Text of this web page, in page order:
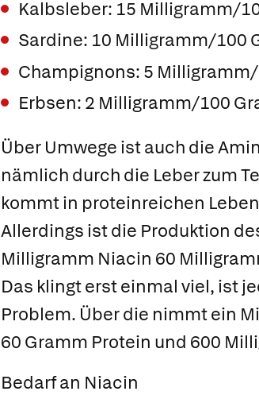
Kalbsleber: 15 Milligramm/
Sardine: 10 Milligramm/100
Champignons: 5
Erbsen: 2 Milligramm/100
Über Umwege ist auch die
nämlich durch die Leber zum
kommt in proteinreichen
Allerdings ist die Produktion
Milligramm Niacin 60
Das klingt erst einmal viel, ist
Problem. Über die nimmt ein
60 Gramm Protein und 600
Bedarf an Niacin